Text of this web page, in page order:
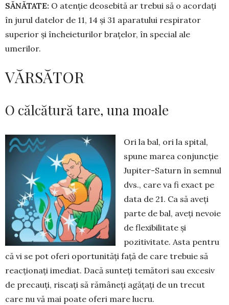
SĂNĂTATE: O atenție deosebită ar trebui să o acordați
în jurul datelor de 11, 14 și 31 aparatului respirator
superior și încheieturilor brațelor, în special ale
umerilor.
VĂRSĂTOR
­O călcătură tare, una moale
Ori la bal, ori la spital,
spune marea con­jun­cție
Jupiter-Saturn în semnul
dvs., care va fi exact pe
data de 21. Ca să aveți
parte de bal, aveți nevoie
de flexibilitate și
pozitivitate. Asta pentru
că vi se pot oferi oportunități față de care tre­buie să
reacționați imediat. Dacă sunteți te­mători sau excesiv
de precauți, riscați să rămâneți agățați de un trecut
care nu vă mai poate oferi mare lucru.